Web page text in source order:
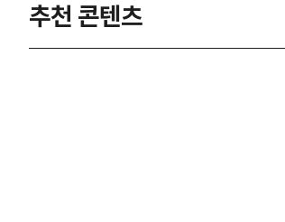
추천 콘텐츠